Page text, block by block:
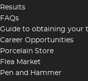
Results
FAQs
Guide to obtaining your
Career Opportunities
Porcelain Store
Flea Market
Pen and Hammer